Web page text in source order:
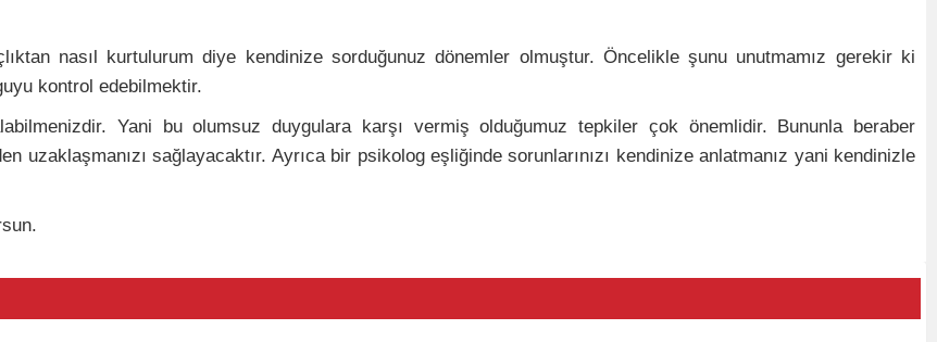
nasıl kurtulurum diye kendinize sorduğunuz dönemler olmuştur. Öncelikle şunu unutmamız gerekir ki
kontrol edebilmektir.
Yani bu olumsuz duygulara karşı vermiş olduğumuz tepkiler çok önemlidir. Bununla beraber
sağlayacaktır. Ayrıca bir psikolog eşliğinde sorunlarınızı kendinize anlatmanız yani kendinizle